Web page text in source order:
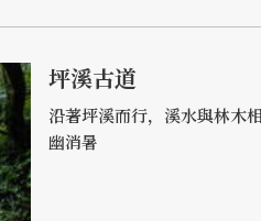
坪溪古道
沿著坪溪而行，溪水與林木
幽消暑